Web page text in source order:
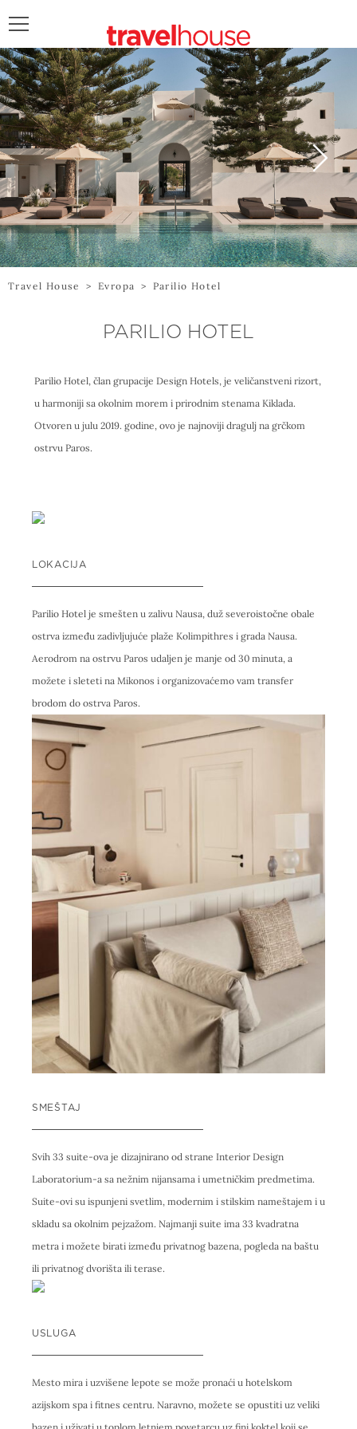
POŠALJITE UPIT
Travel House > Evropa > Parilio Hotel
PARILIO HOTEL
Parilio Hotel, član grupacije Design Hotels, je veličanstveni rizort,
u harmoniji sa okolnim morem i prirodnim stenama Kiklada.
Otvoren u julu 2019. godine, ovo je najnoviji dragulj na grčkom
ostrvu Paros.
LOKACIJA
Parilio Hotel je smešten u zalivu Nausa, duž severoistočne obale
ostrva između zadivljujuće plaže Kolimpithres i grada Nausa.
Aerodrom na ostrvu Paros udaljen je manje od 30 minuta, a
možete i sleteti na Mikonos i organizovaćemo vam transfer
brodom do ostrva Paros.
SMEŠTAJ
Svih 33 suite-ova je dizajnirano od strane Interior Design
Laboratorium-a sa nežnim nijansama i umetničkim predmetima.
Suite-ovi su ispunjeni svetlim, modernim i stilskim nameštajem i u
skladu sa okolnim pejzažom. Najmanji suite ima 33 kvadratna
metra i možete birati između privatnog bazena, pogleda na baštu
ili privatnog dvorišta ili terase.
USLUGA
Mesto mira i uzvišene lepote se može pronaći u hotelskom
azijskom spa i fitnes centru. Naravno, možete se opustiti uz veliki